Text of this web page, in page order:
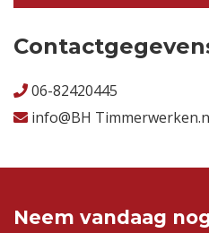
06-82420445
info@BH
Neem vandaag